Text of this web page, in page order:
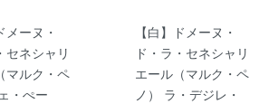
メーヌ・
セネシャリ
マルク・ペ
・ぺー
【白】ドメーヌ・
ド・ラ・セネシャリ
エール（マルク・ペ
ノ） ラ・デジレ・